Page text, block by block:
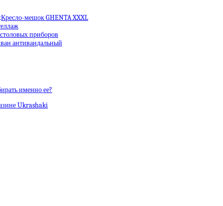
Кресло-мешок GHENTA XXXL
приборов
антивандальный
именно ее?
Ukrashaki